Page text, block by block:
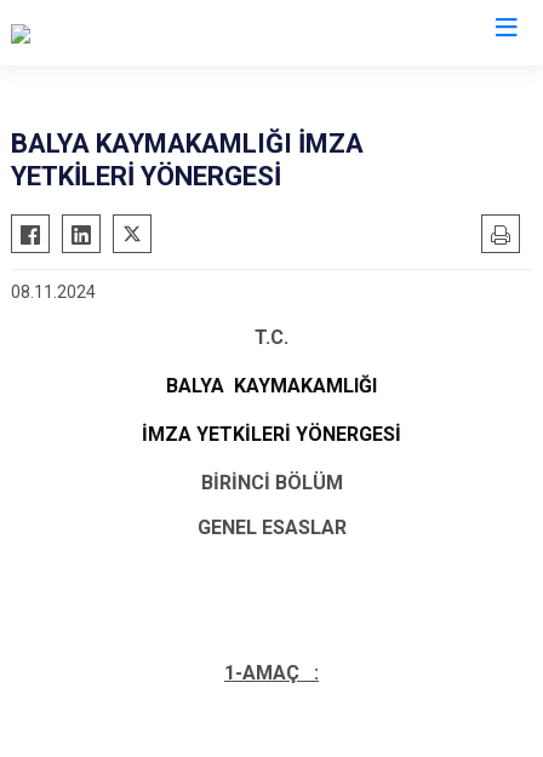
Ayvalık
Balya
Bigadiç
Marmara
Savaştepe
Karesi
Altıeylül
BALYA KAYMAKAMLIĞI İMZA
YETKİLERİ YÖNERGESİ
08.11.2024
T.C.
BALYA KAYMAKAMLIĞI
İMZA YETKİLERİ YÖNERGESİ
BİRİNCİ BÖLÜM
GENEL ESASLAR
1-AMAÇ :